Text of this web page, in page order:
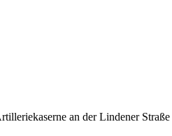
an der Lindener